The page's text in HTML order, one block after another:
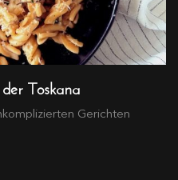
Toskana
Gerichten